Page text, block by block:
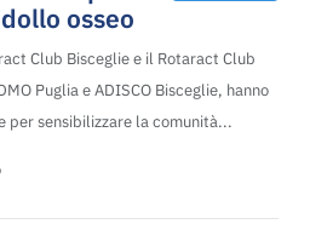
osseo
Club Bisceglie e il Rotaract Club
Puglia e ADISCO Bisceglie, hanno
per sensibilizzare la comunità...